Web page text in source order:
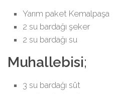
Yarım paket Kemalpaşa
2 su bardağı şeker
2 su bardağı su
Muhallebisi;
3 su bardağı süt